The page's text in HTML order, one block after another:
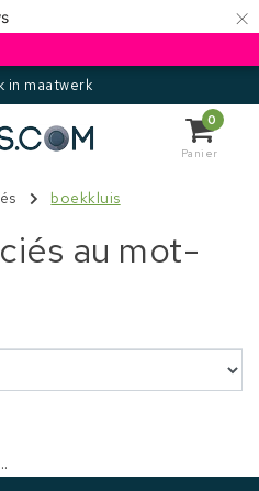
×
in maatwerk
0
Panier
boekkluis
au mot-